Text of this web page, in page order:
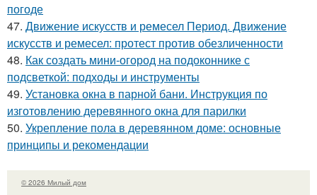
погоде
47. Движение искусств и ремесел Период. Движение
искусств и ремесел: протест против обезличенности
48. Как создать мини-огород на подоконнике с
подсветкой: подходы и инструменты
49. Установка окна в парной бани. Инструкция по
изготовлению деревянного окна для парилки
50. Укрепление пола в деревянном доме: основные
принципы и рекомендации
© 2026 Милый дом